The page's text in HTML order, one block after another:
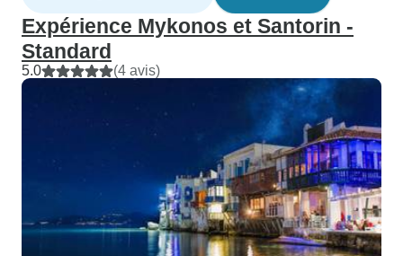
Expérience Mykonos et Santorin -
Standard
5.0 (4 avis)